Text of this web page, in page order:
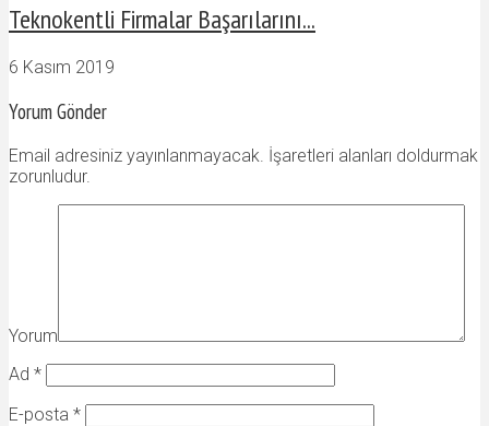
Teknokentli Firmalar Başarılarını...
6 Kasım 2019
Yorum Gönder
Email adresiniz yayınlanmayacak. İşaretleri alanları doldurmak
zorunludur.
Yorum
Ad *
E-posta *